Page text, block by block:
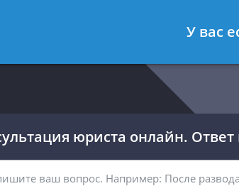
8 812 467-32-54
юриста онлайн.
У вас